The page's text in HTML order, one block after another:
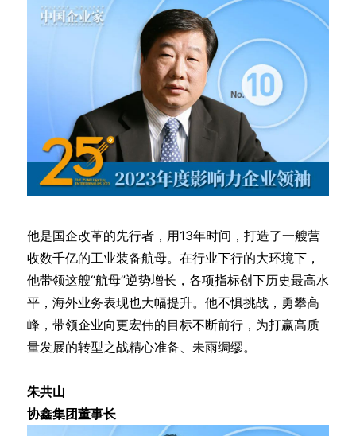
他是国企改革的先行者，用13年时间，打造了一艘营
收数千亿的工业装备航母。在行业下行的大环境下，
他带领这艘“航母”逆势增长，各项指标创下历史最高水
平，海外业务表现也大幅提升。他不惧挑战，勇攀高
峰，带领企业向更宏伟的目标不断前行，为打赢高质
量发展的转型之战精心准备、未雨绸缪。
朱共山
协鑫集团董事长